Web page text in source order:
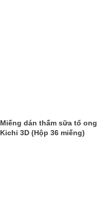
Miếng dán thấm sữa tổ ong
Kichi 3D (Hộp 36 miếng)